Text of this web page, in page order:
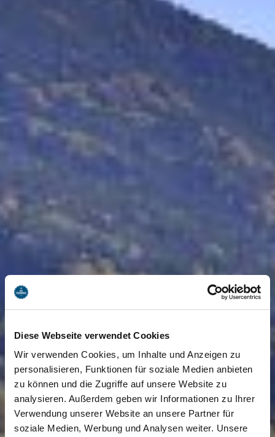
Diese Webseite verwendet Cookies
Wir verwenden Cookies, um Inhalte und Anzeigen zu
personalisieren, Funktionen für soziale Medien anbieten
zu können und die Zugriffe auf unsere Website zu
analysieren. Außerdem geben wir Informationen zu Ihrer
Verwendung unserer Website an unsere Partner für
soziale Medien, Werbung und Analysen weiter. Unsere